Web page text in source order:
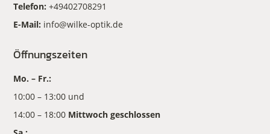
Telefon:+49402708291
E-Mail: info@wilke-optik.de
Öffnungszeiten
Mo. – Fr.:
10:00 – 13:00 und
14:00 – 18:00 Mittwoch geschlossen